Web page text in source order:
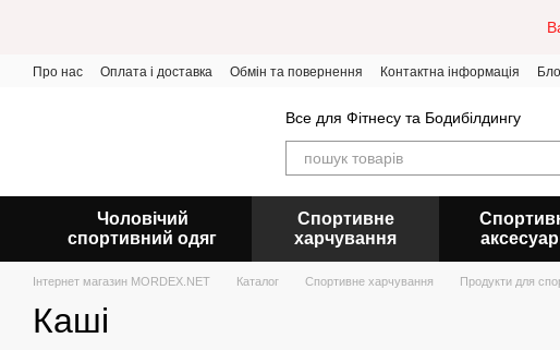
Про нас Оплата і доставка Обмін та повернення Контактна інформація
Все для Фітнесу та Бодибілдингу
Чоловічий
спортивний одяг
Спортивне
харчування
Інтернет магазин MORDEX.NET Каталог Спортивне харчування Продукти для
Каші